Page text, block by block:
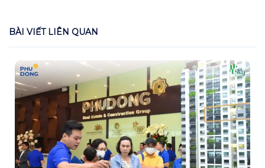
BÀI VIẾT LIÊN QUAN